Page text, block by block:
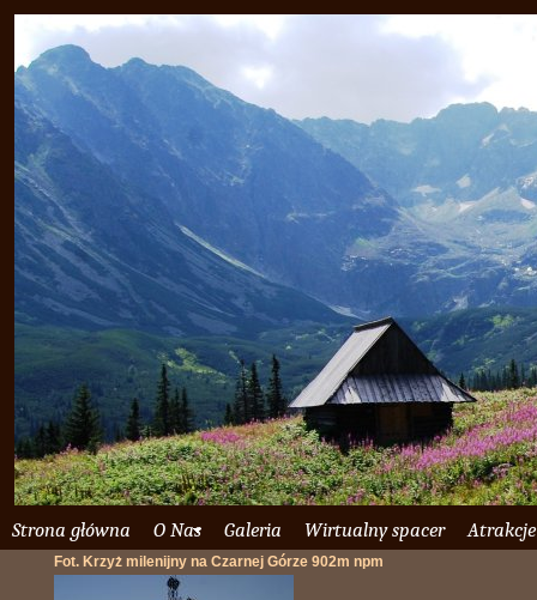
Strona główna O Nas Galeria Wirtualny spacer Atrakcje
Fot. Krzyż milenijny na Czarnej Górze 902m npm